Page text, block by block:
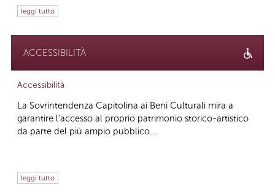
leggi tutto
ACCESSIBILITÀ
Accessibilità
La Sovrintendenza Capitolina ai Beni Culturali mira a
garantire l’accesso al proprio patrimonio storico-artistico
da parte del più ampio pubblico...
leggi tutto